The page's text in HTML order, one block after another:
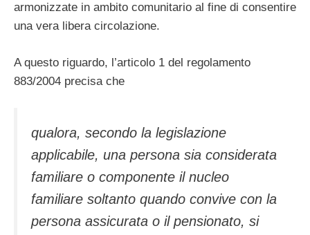
armonizzate in ambito comunitario al fine di consentire
una vera libera circolazione.
A questo riguardo, l’articolo 1 del regolamento
883/2004 precisa che
qualora, secondo la legislazione
applicabile, una persona sia considerata
familiare o componente il nucleo
familiare soltanto quando convive con la
persona assicurata o il pensionato, si